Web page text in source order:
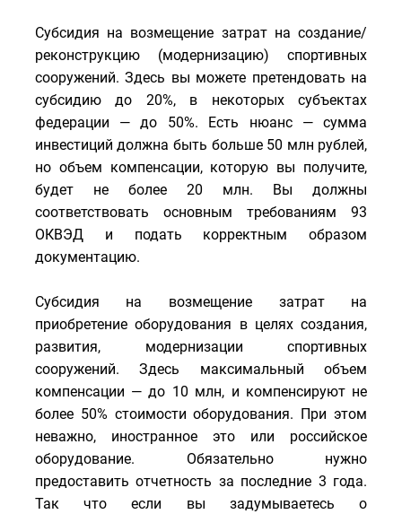
Субсидия на возмещение затрат на создание/
реконструкцию (модернизацию) спортивных
сооружений. Здесь вы можете претендовать на
субсидию до 20%, в некоторых субъектах
федерации — до 50%. Есть нюанс — сумма
инвестиций должна быть больше 50 млн рублей,
но объем компенсации, которую вы получите,
будет не более 20 млн. Вы должны
соответствовать основным требованиям 93
ОКВЭД и подать корректным образом
документацию.
Субсидия на возмещение затрат на
приобретение оборудования в целях создания,
развития, модернизации спортивных
сооружений. Здесь максимальный объем
компенсации — до 10 млн, и компенсируют не
более 50% стоимости оборудования. При этом
неважно, иностранное это или российское
оборудование. Обязательно нужно
предоставить отчетность за последние 3 года.
Так что если вы задумываетесь о